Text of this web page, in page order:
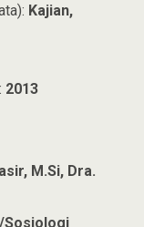
Kajian,
2013
M.Si, Dra.
Sosiologi